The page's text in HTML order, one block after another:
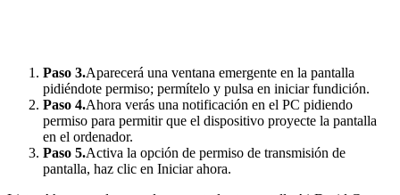
Paso 3.Aparecerá una ventana emergente en la pantalla
pidiéndote permiso; permítelo y pulsa en iniciar fundición.
Paso 4.Ahora verás una notificación en el PC pidiendo
permiso para permitir que el dispositivo proyecte la pantalla
en el ordenador.
Paso 5.Activa la opción de permiso de transmisión de
pantalla, haz clic en Iniciar ahora.